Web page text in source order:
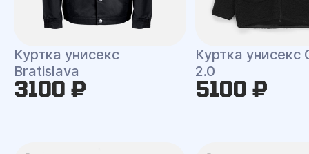
Куртка унисекс
Bratislava
3100 ₽
Куртка унисекс
2.0
5100 ₽